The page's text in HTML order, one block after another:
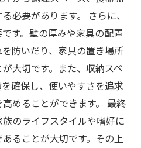
必要があります。 さらに、
す。壁の厚みや家具の配置
防いだり、家具の置き場所
大切です。また、収納スペ
確保し、使いやすさを追求
めることができます。 最終
のライフスタイルや嗜好に
ることが大切です。その上